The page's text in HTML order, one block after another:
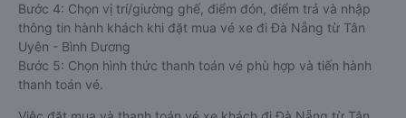
Bước 4: Chọn vị trí/giường ghế, điểm đón, điểm trả và nhập
thông tin hành khách khi đặt mua vé xe đi Đà Nẵng từ Tân
Uyên - Bình Dương
Bước 5: Chọn hình thức thanh toán vé phù hợp và tiến hành
thanh toán vé.